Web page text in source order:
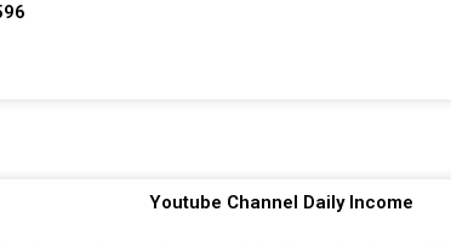
Youtube Channel Daily Income